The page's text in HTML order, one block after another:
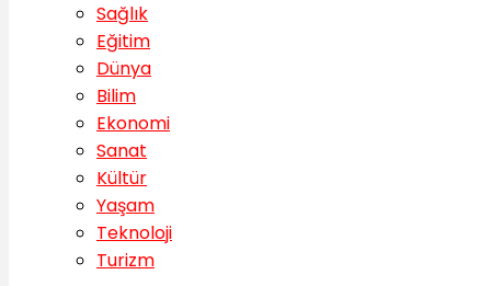
Sağlık
Eğitim
Dünya
Bilim
Ekonomi
Sanat
Kültür
Yaşam
Teknoloji
Turizm